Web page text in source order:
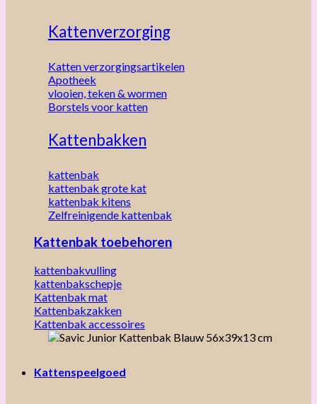
Kattenverzorging
Katten verzorgingsartikelen
Apotheek
vlooien, teken & wormen
Borstels voor katten
Kattenbakken
kattenbak
kattenbak grote kat
kattenbak kitens
Zelfreinigende kattenbak
Kattenbak toebehoren
kattenbakvulling
kattenbakschepje
Kattenbak mat
Kattenbakzakken
Kattenbak accessoires
Kattenspeelgoed